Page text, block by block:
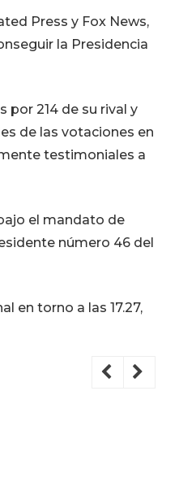
Press y Fox News,
la Presidencia
por 214 de su rival y
de las votaciones en
testimoniales a
el mandato de
número 46 del
en torno a las 17.27,